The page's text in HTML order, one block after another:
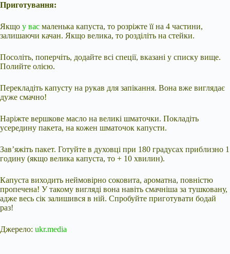
Приготування:
Якщо у вас маленька капуста, то розріжте її на 4 частини,
залишаючи качан. Якщо велика, то розділіть на стейки.
Посоліть, поперчіть, додайте всі спеції, вказані у списку вище.
Полийте олією.
Перекладіть капусту на рукав для запікання. Вона вже виглядає
дуже смачно!
Наріжте вершкове масло на великі шматочки. Покладіть
усередину пакета, на кожен шматочок капусти.
Зав’яжіть пакет. Готуйте в духовці при 180 градусах приблизно 1
годину (якщо велика капуста, то + 10 хвилин).
Капуста виходить неймовірно соковита, ароматна, повністю
пропечена! У такому вигляді вона навіть смачніша за тушковану,
адже весь сік залишився в ній. Спробуйте приготувати бодай
раз!
Джерело: ukr.media